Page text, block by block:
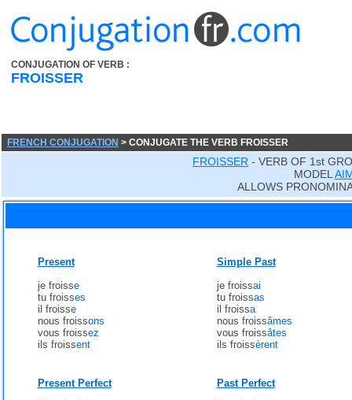
CONJUGATION OF VERB :
FROISSER
FRENCH CONJUGATION > CONJUGATE THE VERB FROISSER
FROISSER - VERB OF 1st
MODEL
ALLOWS
Present
je froisse
tu froisses
il froisse
nous froissons
vous froissez
ils froissent
Simple Past
je froissai
tu froissas
il froissa
nous froissâmes
vous froissâtes
ils froissèrent
Present Perfect
Past Perfect